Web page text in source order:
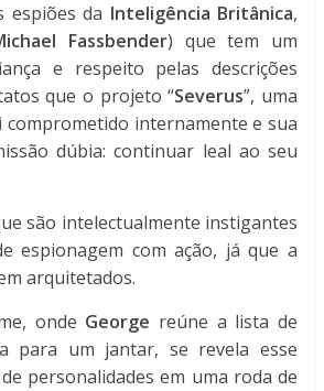
espiões da Inteligência Britânica,
Fassbender) que tem um
e respeito pelas descrições
que o projeto “Severus”, uma
internamente e sua
dúbia: continuar leal ao seu
são intelectualmente instigantes
espionagem com ação, já que a
arquitetados.
onde George reúne a lista de
para um jantar, se revela esse
personalidades em uma roda de